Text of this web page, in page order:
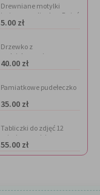
Drewniane motylki
imienne na lizaka - Dzień
Kobiet
5.00 zł
Drzewko z
podziękowaniem
40.00 zł
Pamiatkowe pudełeczko
pieniądze(personalizacja
35.00 zł
Tabliczki do zdjęć 12
miesięcy - misie
55.00 zł